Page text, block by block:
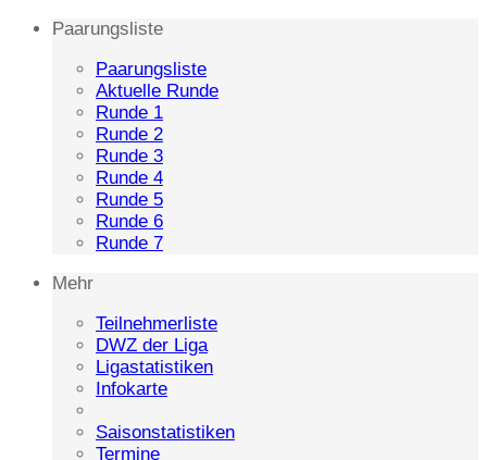
Paarungsliste
Paarungsliste
Aktuelle Runde
Runde 1
Runde 2
Runde 3
Runde 4
Runde 5
Runde 6
Runde 7
Mehr
Teilnehmerliste
DWZ der Liga
Ligastatistiken
Infokarte
Saisonstatistiken
Termine